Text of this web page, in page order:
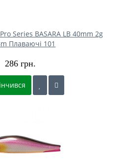
Series BASARA LB 40mm 2g
Плаваючі 101
286 грн.